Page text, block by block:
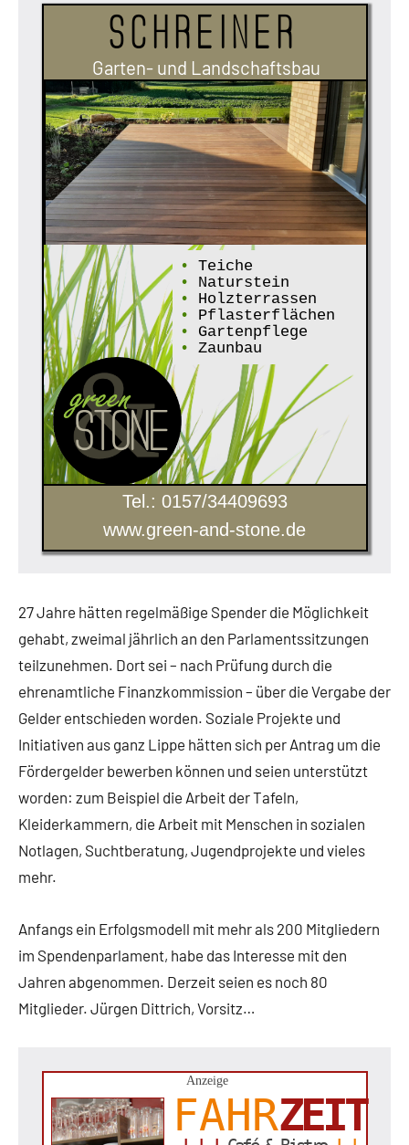
Schreiner
Garten- und Landschaftsbau
•
Teiche
•
Naturstein
•
Holzterrassen
•
Pflasterflächen
•
Gartenpflege
•
Zaunbau
Tel.: 0157/34409693
www.green-and-stone.de
27 Jahre hätten regelmäßige Spender die Möglichkeit
gehabt, zweimal jährlich an den Parlamentssitzungen
teilzunehmen. Dort sei – nach Prüfung durch die
ehrenamtliche Finanzkommission – über die Vergabe der
Gelder entschieden worden. Soziale Projekte und
Initiativen aus ganz Lippe hätten sich per Antrag um die
Fördergelder bewerben können und seien unterstützt
worden: zum Beispiel die Arbeit der Tafeln,
Kleiderkammern, die Arbeit mit Menschen in sozialen
Notlagen, Suchtberatung, Jugendprojekte und vieles
mehr.
Anfangs ein Erfolgsmodell mit mehr als 200 Mitgliedern
im Spendenparlament, habe das Interesse mit den
Jahren abgenommen. Derzeit seien es noch 80
Mitglieder. Jürgen Dittrich, Vorsitz…
Anzeige
FAHRZEIT